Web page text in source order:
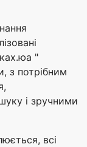
"
з потрібним
і зручними
всі